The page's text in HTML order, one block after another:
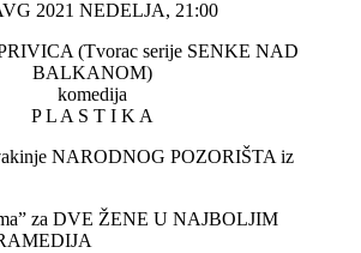
2021 NEDELJA, 21:00
(Tvorac serije SENKE NAD
BALKANOM)
komedija
P L A S T I K A
NARODNOG POZORIŠTA iz
za DVE ŽENE U NAJBOLJIM